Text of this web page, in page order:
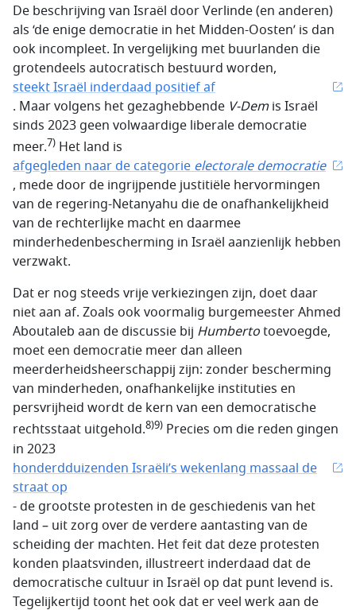
De beschrijving van Israël door Verlinde (en anderen)
als ‘de enige democratie in het Midden-Oosten’ is dan
ook incompleet. In vergelijking met buurlanden die
grotendeels autocratisch bestuurd worden,
steekt Israël inderdaad positief af
. Maar volgens het gezaghebbende V-Demis Israël
sinds 2023 geen volwaardige liberale democratie
meer.7) Het land is
afgegleden naar de categorieelectorale democratie
, mede door de ingrijpende justitiële hervormingen
van de regering-Netanyahu die de onafhankelijkheid
van de rechterlijke macht en daarmee
minderhedenbescherming in Israël aanzienlijk hebben
verzwakt.
Dat er nog steeds vrije verkiezingen zijn, doet daar
niet aan af. Zoals ook voormalig burgemeester Ahmed
Aboutaleb aan de discussie bij Humbertotoevoegde,
moet een democratie meer dan alleen
meerderheidsheerschappij zijn: zonder bescherming
van minderheden, onafhankelijke instituties en
persvrijheid wordt de kern van een democratische
rechtsstaat uitgehold.8)9) Precies om die reden gingen
in 2023
honderdduizenden Israëli’s wekenlang massaal de
straat op
- de grootste protesten in de geschiedenis van het
land – uit zorg over de verdere aantasting van de
scheiding der machten. Het feit dat deze protesten
konden plaatsvinden, illustreert inderdaad dat de
democratische cultuur in Israël op dat punt levend is.
Tegelijkertijd toont het ook dat er veel werk aan de